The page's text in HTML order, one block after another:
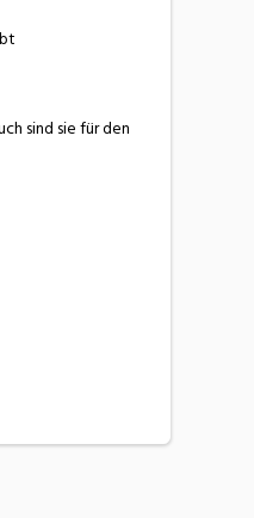
sind sie für den